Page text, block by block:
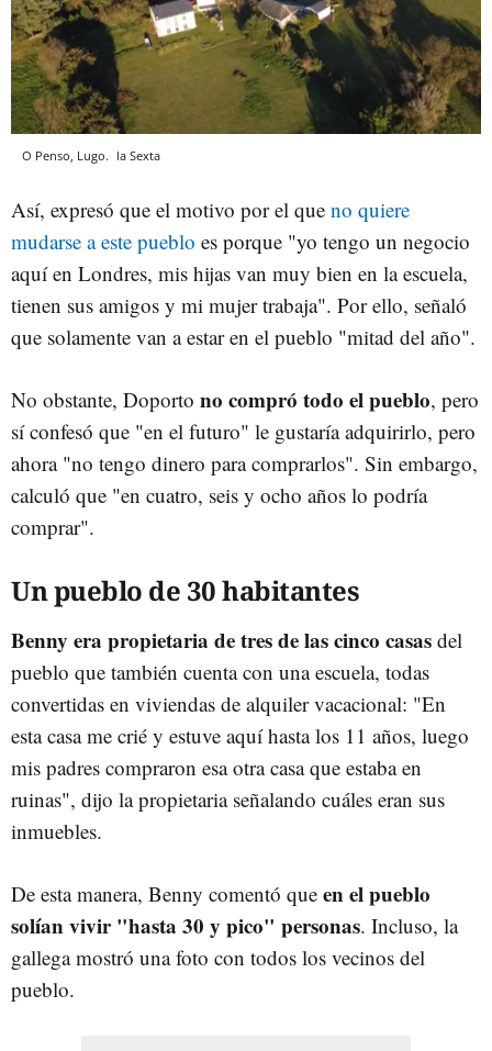
O Penso, Lugo. la Sexta
Así, expresó que el motivo por el que no quiere
mudarse a este pueblo es porque "yo tengo un negocio
aquí en Londres, mis hijas van muy bien en la escuela,
tienen sus amigos y mi mujer trabaja". Por ello, señaló
que solamente van a estar en el pueblo "mitad del año".
No obstante, Doporto no compró todo el pueblo, pero
sí confesó que "en el futuro" le gustaría adquirirlo, pero
ahora "no tengo dinero para comprarlos". Sin embargo,
calculó que "en cuatro, seis y ocho años lo podría
comprar".
Un pueblo de 30 habitantes
Benny era propietaria de tres de las cinco casas del
pueblo que también cuenta con una escuela, todas
convertidas en viviendas de alquiler vacacional: "En
esta casa me crié y estuve aquí hasta los 11 años, luego
mis padres compraron esa otra casa que estaba en
ruinas", dijo la propietaria señalando cuáles eran sus
inmuebles.
De esta manera, Benny comentó que en el pueblo
solían vivir "hasta 30 y pico" personas. Incluso, la
gallega mostró una foto con todos los vecinos del
pueblo.